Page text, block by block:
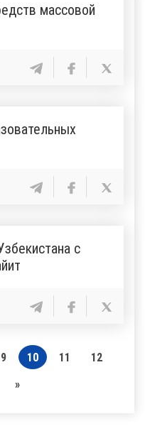
массовой
с
9 10 11
12
»